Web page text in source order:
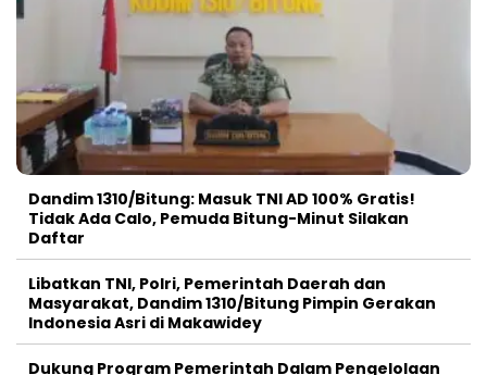
Dandim 1310/Bitung: Masuk TNI AD 100% Gratis!
Tidak Ada Calo, Pemuda Bitung-Minut Silakan
Daftar
Libatkan TNI, Polri, Pemerintah Daerah dan
Masyarakat, Dandim 1310/Bitung Pimpin Gerakan
Indonesia Asri di Makawidey
Dukung Program Pemerintah Dalam Pengelolaan